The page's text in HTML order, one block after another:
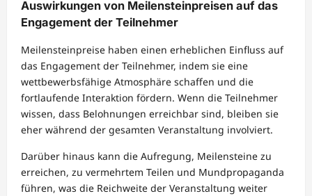
Auswirkungen von Meilensteinpreisen auf das
Engagement der Teilnehmer
Meilensteinpreise haben einen erheblichen Einfluss auf
das Engagement der Teilnehmer, indem sie eine
wettbewerbsfähige Atmosphäre schaffen und die
fortlaufende Interaktion fördern. Wenn die Teilnehmer
wissen, dass Belohnungen erreichbar sind, bleiben sie
eher während der gesamten Veranstaltung involviert.
Darüber hinaus kann die Aufregung, Meilensteine zu
erreichen, zu vermehrtem Teilen und Mundpropaganda
führen, was die Reichweite der Veranstaltung weiter